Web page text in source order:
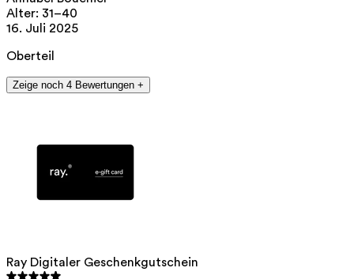
Alter: 31–40
16. Juli 2025
Oberteil
Zeige noch 4 Bewertungen +
Ray Digitaler Geschenkgutschein